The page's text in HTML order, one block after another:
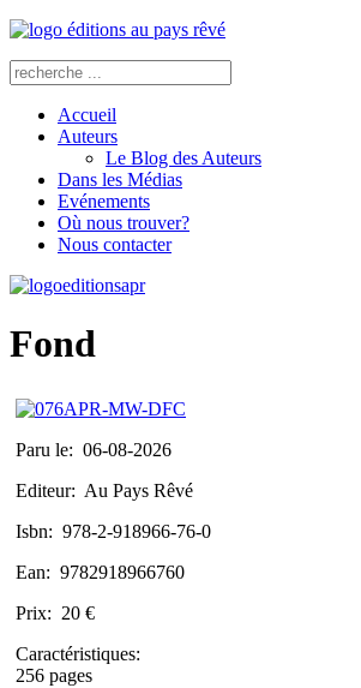
Accueil
Auteurs
Le Blog des Auteurs
Dans les Médias
Evénements
Où nous trouver?
Nous contacter
Fond
Paru le: 06-08-2026
Editeur: Au Pays Rêvé
Isbn: 978-2-918966-76-0
Ean: 9782918966760
Prix: 20 €
Caractéristiques:
256 pages